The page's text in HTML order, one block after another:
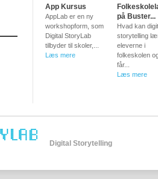
App Kursus
AppLab er en ny
workshopform, som
Digital StoryLab
tilbyder til skoler,...
Læs mere
på Buster...
Hvad kan
storytelling
eleverne i
folkeskolen
får...
Læs mere
Digital Storytelling